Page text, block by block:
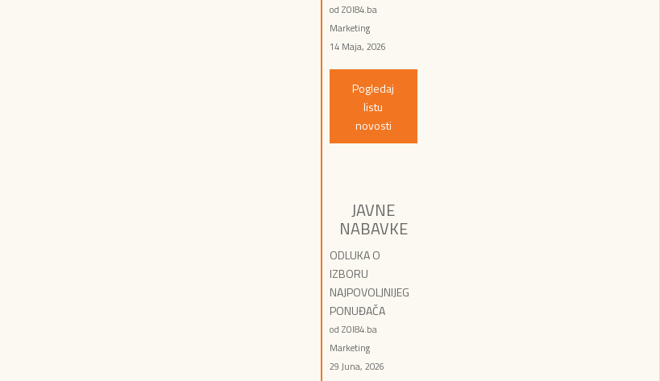
od ZOI84.ba
Marketing
14 Maja, 2026
Pogledaj
listu
novosti
JAVNE
NABAVKE
ODLUKA O
IZBORU
NAJPOVOLJNIJEG
PONUĐAČA
od ZOI84.ba
Marketing
29 Juna, 2026